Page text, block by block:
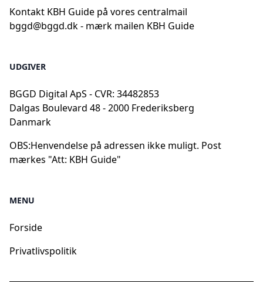
Kontakt KBH Guide på vores centralmail
bggd@bggd.dk- mærk mailen KBH Guide
UDGIVER
BGGD Digital ApS - CVR: 34482853
Dalgas Boulevard 48 - 2000 Frederiksberg
Danmark
OBS:Henvendelse på adressen ikke muligt. Post
mærkes "Att: KBH Guide"
MENU
Forside
Privatlivspolitik